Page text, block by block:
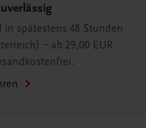
in spätestens 48 Stunden
– ab 29,00 EUR